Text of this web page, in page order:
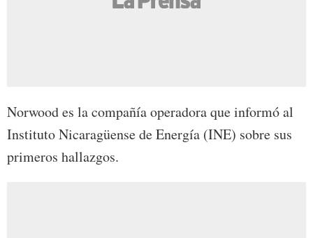
Norwood es la compañía operadora que informó al
Instituto Nicaragüense de Energía (INE) sobre sus
primeros hallazgos.